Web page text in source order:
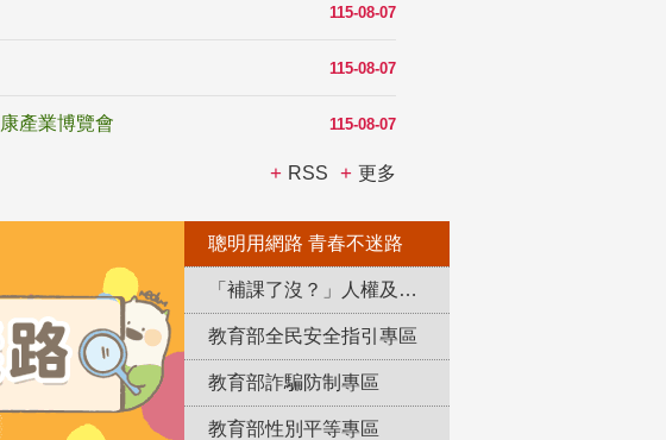
115-08-07
115-08-07
115-08-07
產業博覽會
RSS 更多
聰明用網路 青春不迷路
「補課了沒？」人權及轉型正義教育專區
教育部全民安全指引專區
教育部詐騙防制專區
教育部性別平等專區